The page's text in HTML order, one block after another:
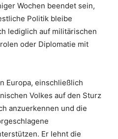
Wochen beendet sein,
Politik bleibe
lediglich auf militärischen
oder Diplomatie mit
Europa, einschließlich
Volkes auf den Sturz
anzuerkennen und die
Er lehnt die